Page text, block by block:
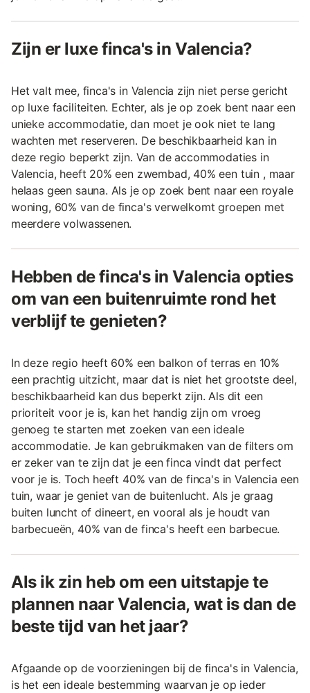
Zijn er luxe finca's in Valencia?
Het valt mee, finca's in Valencia zijn niet perse gericht
op luxe faciliteiten. Echter, als je op zoek bent naar een
unieke accommodatie, dan moet je ook niet te lang
wachten met reserveren. De beschikbaarheid kan in
deze regio beperkt zijn. Van de accommodaties in
Valencia, heeft 20% een zwembad, 40% een tuin , maar
helaas geen sauna. Als je op zoek bent naar een royale
woning, 60% van de finca's verwelkomt groepen met
meerdere volwassenen.
Hebben de finca's in Valencia opties
om van een buitenruimte rond het
verblijf te genieten?
In deze regio heeft 60% een balkon of terras en 10%
een prachtig uitzicht, maar dat is niet het grootste deel,
beschikbaarheid kan dus beperkt zijn. Als dit een
prioriteit voor je is, kan het handig zijn om vroeg
genoeg te starten met zoeken van een ideale
accommodatie. Je kan gebruikmaken van de filters om
er zeker van te zijn dat je een finca vindt dat perfect
voor je is. Toch heeft 40% van de finca's in Valencia een
tuin, waar je geniet van de buitenlucht. Als je graag
buiten luncht of dineert, en vooral als je houdt van
barbecueën, 40% van de finca's heeft een barbecue.
Als ik zin heb om een uitstapje te
plannen naar Valencia, wat is dan de
beste tijd van het jaar?
Afgaande op de voorzieningen bij de finca's in Valencia,
is het een ideale bestemming waarvan je op ieder